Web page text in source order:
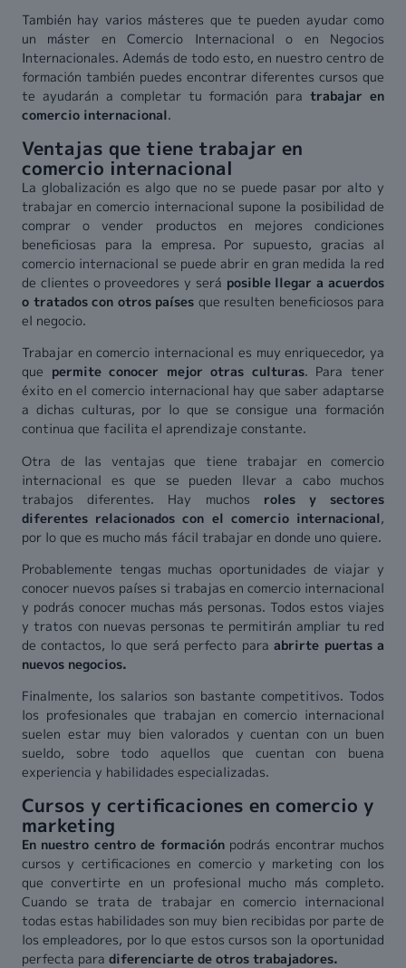
También hay varios másteres que te pueden ayudar como
un máster en Comercio Internacional o en Negocios
Internacionales. Además de todo esto, en nuestro centro de
formación también puedes encontrar diferentes cursos que
te ayudarán a completar tu formación paratrabajar en
comercio internacional.
Ventajas que tiene trabajar en
comercio internacional
La globalización es algo que no se puede pasar por alto y
trabajar en comercio internacional supone la posibilidad de
comprar o vender productos en mejores condiciones
beneficiosas para la empresa. Por supuesto, gracias al
comercio internacional se puede abrir en gran medida la red
de clientes o proveedores y será posible llegar a acuerdos
o tratados con otros países que resulten beneficiosos para
el negocio.
Trabajar en comercio internacional es muy enriquecedor, ya
que permite conocer mejor otras culturas. Para tener
éxito en el comercio internacional hay que saber adaptarse
a dichas culturas, por lo que se consigue una formación
continua que facilita el aprendizaje constante.
Otra de las ventajas que tiene trabajar en comercio
internacional es que se pueden llevar a cabo muchos
trabajos diferentes. Hay muchos roles y sectores
diferentes relacionados con el comercio internacional,
por lo que es mucho más fácil trabajar en donde uno quiere.
Probablemente tengas muchas oportunidades de viajar y
conocer nuevos países si trabajas en comercio internacional
y podrás conocer muchas más personas. Todos estos viajes
y tratos con nuevas personas te permitirán ampliar tu red
de contactos, lo que será perfecto paraabrirte puertas a
nuevos negocios.
Finalmente, los salarios son bastante competitivos. Todos
los profesionales que trabajan en comercio internacional
suelen estar muy bien valorados y cuentan con un buen
sueldo, sobre todo aquellos que cuentan con buena
experiencia y habilidades especializadas.
Cursos y certificaciones en comercio y
marketing
En nuestro centro de formaciónpodrás encontrar muchos
cursos y certificaciones en comercio y marketing con los
que convertirte en un profesional mucho más completo.
Cuando se trata de trabajar en comercio internacional
todas estas habilidades son muy bien recibidas por parte de
los empleadores, por lo que estos cursos son la oportunidad
perfecta para diferenciarte de otros trabajadores.